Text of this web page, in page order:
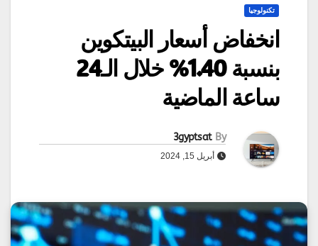
تكنولوجيا
انخفاض أسعار البيتكوين
بنسبة 1.40% خلال الـ24
ساعة الماضية
By
3gyptsat
أبريل 15, 2024